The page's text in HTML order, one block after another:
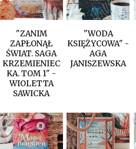
"ZANIM
ZAPŁONĄŁ
ŚWIAT. SAGA
KRZEMIENIEC
KA. TOM 1" -
WIOLETTA
SAWICKA
"WODA
KSIĘŻYCOWA" -
AGA
JANISZEWSKA